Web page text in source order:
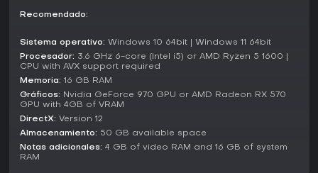
reseñas, Age of Empires IV: Anniversary Edition destaca por
su profundidad táctica y fidelidad histórica. Los jugadores
valoran el equilibrio entre accesibilidad para novatos y
retos para veteranos, aunque algunos lo ven más
conservador frente a otros RTS más audaces.
A 2026, el juego sigue activo con temporadas,
una escena multijugador competitiva. Es ideal para fans de
la estrategia que disfrutan expandir imperios y batallas
Recomendado:
Sistema operativo: Windows 10 64bit | Windows 11 64bit
Procesador: 3.6 GHz 6-core (Intel i5) or AMD Ryzen 5 1600 |
CPU with AVX support required
Memoria: 16 GB RAM
Gráficos: Nvidia GeForce 970 GPU or AMD Radeon RX 570
GPU with 4GB of VRAM
DirectX: Version 12
Almacenamiento: 50 GB available space
Notas adicionales: 4 GB of video RAM and 16 GB of system
RAM